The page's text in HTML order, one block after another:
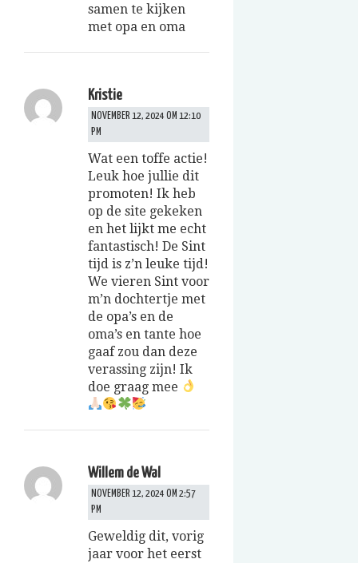
samen te kijken
met opa en oma
Kristie
NOVEMBER 12, 2024 OM 12:10
PM
Wat een toffe actie!
Leuk hoe jullie dit
promoten! Ik heb
op de site gekeken
en het lijkt me echt
fantastisch! De Sint
tijd is z’n leuke tijd!
We vieren Sint voor
m’n dochtertje met
de opa’s en de
oma’s en tante hoe
gaaf zou dan deze
verassing zijn! Ik
doe graag mee
Willem de Wal
NOVEMBER 12, 2024 OM 2:57
PM
Geweldig dit, vorig
jaar voor het eerst